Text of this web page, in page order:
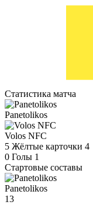
Статистика матча
Panetolikos
Volos NFC
5 Жёлтые карточки 4
0 Голы 1
Стартовые составы
Panetolikos
13